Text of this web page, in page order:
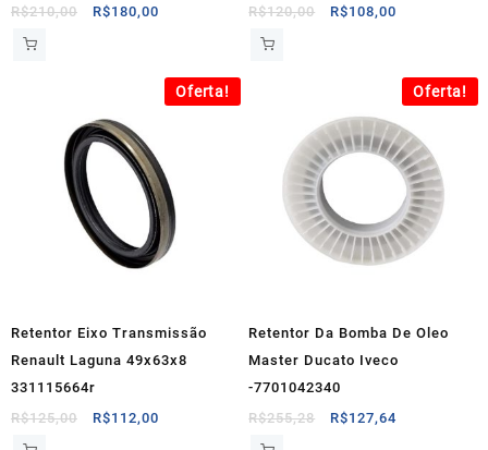
R$210,00
O
R$180,00
é:
R$180,00.
R$120,00
O
R$108,00
é:
R$108,00.
Oferta!
Retentor Eixo Transmissão
Renault Laguna 49x63x8
331115664r
R$125,00
O
R$112,00
Oferta!
Retentor Da Bomba De Oleo
Master Ducato Iveco
-7701042340
R$255,28
O
R$127,64